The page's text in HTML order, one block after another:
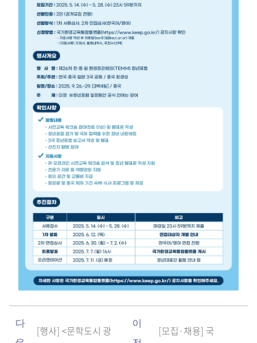
다
[행사] <문학도시 광
이
[모집·채용] 국